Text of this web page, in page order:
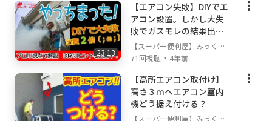
【当社動画サービス】
◆エアコン工事再生リストhttps://tinyurl.co
m/y4m7at6m
◆セキュリティーサービス再生リスト
tinyurl.com/y5aoltml
◆アンテナ工事再生リスト https://tinyurl.co
m/y4jgw25m
23:13
【エアコン失敗】DIYでエ
アコン設置。しかし大失
敗でガスモレの結果出費
２倍の巻
【スーパー便利屋】みっく店
長が行く!
71回視聴 ・ 4年前
【高所エアコン取付け】
高さ３ｍへエアコン室内
機どう据え付ける？
【スーパー便利屋】みっく店